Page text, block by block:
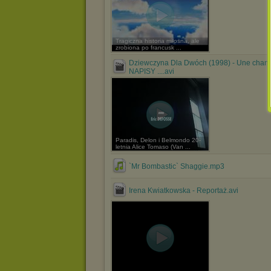
Tragiczna historia miłosna, ale
zrobiona po francusk ...
Dziewczyna Dla Dwóch (1998) - Une
NAPISY ....avi
Paradis, Delon i Belmondo 20-
letnia Alice Tomaso (Van ...
`Mr Bombastic` Shaggie.mp3
Irena Kwiatkowska - Reportaż.avi